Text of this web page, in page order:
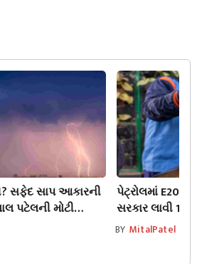
સફેદ સાપ આકારની
પટેલની મોટી
પેટ્રોલમાં E20
સરકાર લાવી
ચાલકો ખાસ
BY MitalPatel